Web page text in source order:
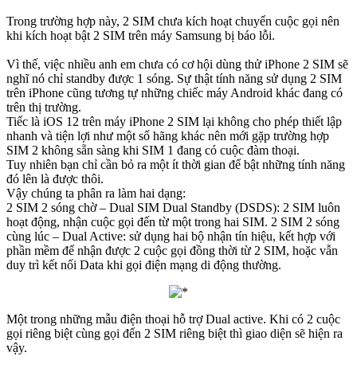
Trong trường hợp này, 2 SIM chưa kích hoạt chuyển cuộc gọi nên
khi kích hoạt bật 2 SIM trên máy Samsung bị báo lỗi.
Vì thế, việc nhiều anh em chưa có cơ hội dùng thử iPhone 2 SIM sẽ
nghĩ nó chỉ standby được 1 sóng. Sự thật tính năng sử dụng 2 SIM
trên iPhone cũng tương tự những chiếc máy Android khác đang có
trên thị trường.
Tiếc là iOS 12 trên máy iPhone 2 SIM lại không cho phép thiết lập
nhanh và tiện lợi như một số hãng khác nên mới gặp trường hợp
SIM 2 không sẵn sàng khi SIM 1 đang có cuộc đàm thoại.
Tuy nhiên bạn chỉ cần bỏ ra một ít thời gian để bật những tính năng
đó lên là được thôi.
Vậy chúng ta phân ra làm hai dạng:
2 SIM 2 sóng chờ – Dual SIM Dual Standby (DSDS): 2 SIM luôn
hoạt động, nhận cuộc gọi đến từ một trong hai SIM. 2 SIM 2 sóng
cùng lúc – Dual Active: sử dụng hai bộ nhận tín hiệu, kết hợp với
phần mềm để nhận được 2 cuộc gọi đồng thời từ 2 SIM, hoặc vẫn
duy trì kết nối Data khi gọi điện mạng di động thường.
Một trong những mẫu điện thoại hỗ trợ Dual active. Khi có 2 cuộc
gọi riêng biệt cùng gọi đến 2 SIM riêng biệt thì giao diện sẽ hiện ra
vậy.